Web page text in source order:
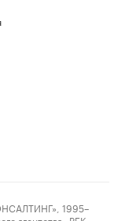
1995–